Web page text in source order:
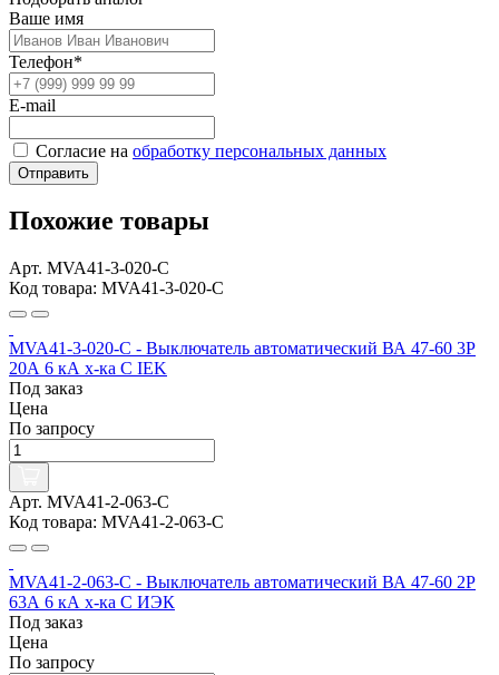
Ваше имя
Телефон*
E-mail
Согласие на обработку персональных данных
Отправить
Похожие товары
Арт. MVA41-3-020-C
Код товара: MVA41-3-020-C
MVA41-3-020-C - Выключатель автоматический ВА 47-60 3Р
20А 6 кА х-ка С IEK
Под заказ
Цена
По запросу
Арт. MVA41-2-063-C
Код товара: MVA41-2-063-C
MVA41-2-063-C - Выключатель автоматический ВА 47-60 2Р
63А 6 кА х-ка С ИЭК
Под заказ
Цена
По запросу